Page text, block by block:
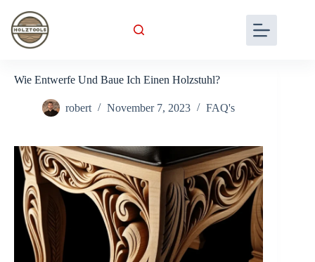
content
Wie Entwerfe Und Baue Ich Einen Holzstuhl?
robert November 7, 2023 FAQ's